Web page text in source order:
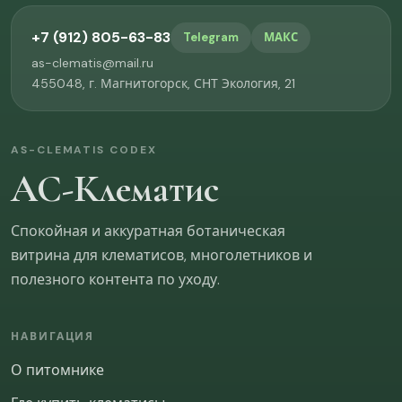
+7 (912) 805-63-83 Telegram МАКС
as-clematis@mail.ru
455048, г. Магнитогорск, СНТ Экология, 21
AS-CLEMATIS CODEX
АС-Клематис
Спокойная и аккуратная ботаническая
витрина для клематисов, многолетников и
полезного контента по уходу.
НАВИГАЦИЯ
О питомнике
Было ли понятно, что делать с растением после
получения?
Да, всё понятно Нужно больше пояснений
Что улучшить в теме качества саженцев?
ОТПРАВИТЬ